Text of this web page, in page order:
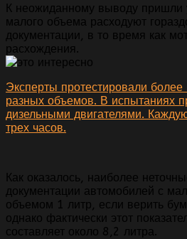
К неожиданному выводу пришли
малого объема расходуют
документации, в то время как
расхождения.
Эксперты протестировали
разных объемов. В испытаниях
дизельными двигателями.
трех часов.
Как оказалось, наиболее
документации автомобилей с
объемом 1 литр, если верить
однако фактически этот
составляет около 8,2 литра.